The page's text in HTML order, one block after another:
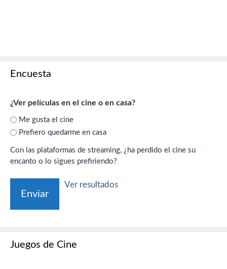
Encuesta
¿Ver películas en el cine o en casa?
Me gusta el cine
Prefiero quedarme en casa
Con las plataformas de streaming, ¿ha perdido el cine su
encanto o lo sigues prefiriendo?
Ver resultados
Juegos de Cine